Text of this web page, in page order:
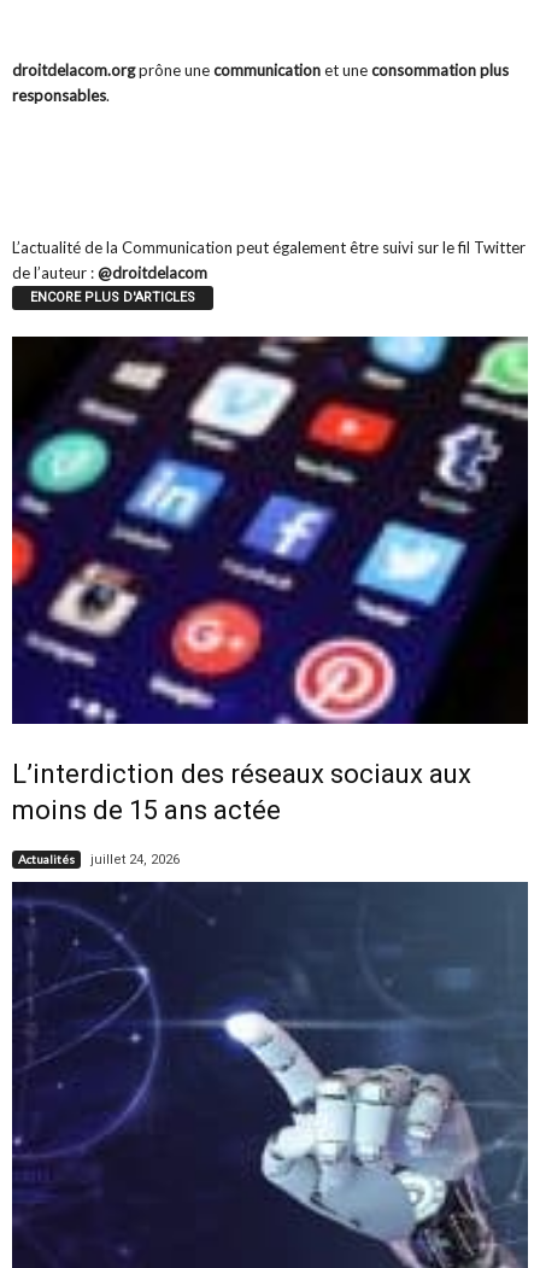
droitdelacom.orgprône unecommunicationet uneconsommation plus
responsables.
L’actualité de la Communication peut également être suivi sur le fil Twitter
de l’auteur :@droitdelacom
ENCORE PLUS D'ARTICLES
L’interdiction des réseaux sociaux aux
moins de 15 ans actée
Actualités juillet 24, 2026